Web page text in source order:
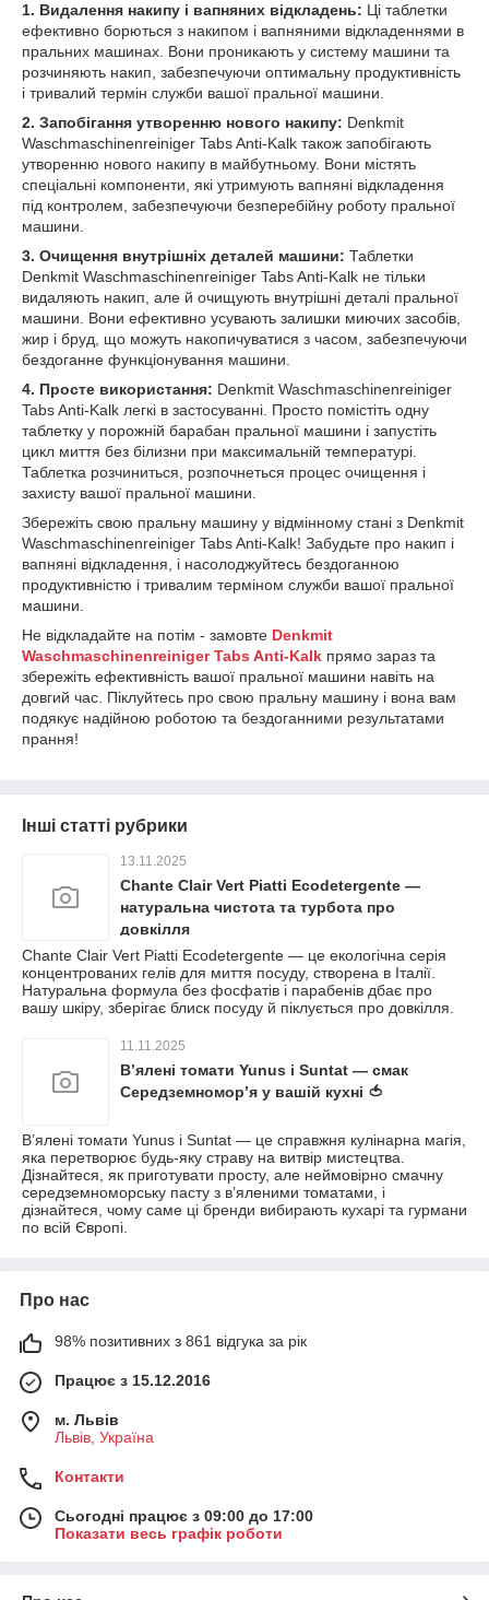
1. Видалення накипу і вапняних відкладень: Ці таблетки
ефективно борються з накипом і вапняними відкладеннями в
пральних машинах. Вони проникають у систему машини та
розчиняють накип, забезпечуючи оптимальну продуктивність
і тривалий термін служби вашої пральної машини.
2. Запобігання утворенню нового накипу: Denkmit
Waschmaschinenreiniger Tabs Anti-Kalk також запобігають
утворенню нового накипу в майбутньому. Вони містять
спеціальні компоненти, які утримують вапняні відкладення
під контролем, забезпечуючи безперебійну роботу пральної
машини.
3. Очищення внутрішніх деталей машини: Таблетки
Denkmit Waschmaschinenreiniger Tabs Anti-Kalk не тільки
видаляють накип, але й очищують внутрішні деталі пральної
машини. Вони ефективно усувають залишки миючих засобів,
жир і бруд, що можуть накопичуватися з часом, забезпечуючи
бездоганне функціонування машини.
4. Просте використання: Denkmit Waschmaschinenreiniger
Tabs Anti-Kalk легкі в застосуванні. Просто помістіть одну
таблетку у порожній барабан пральної машини і запустіть
цикл миття без білизни при максимальній температурі.
Таблетка розчиниться, розпочнеться процес очищення і
захисту вашої пральної машини.
Збережіть свою пральну машину у відмінному стані з Denkmit
Waschmaschinenreiniger Tabs Anti-Kalk! Забудьте про накип і
вапняні відкладення, і насолоджуйтесь бездоганною
продуктивністю і тривалим терміном служби вашої пральної
машини.
Не відкладайте на потім - замовте Denkmit
Waschmaschinenreiniger Tabs Anti-Kalk прямо зараз та
збережіть ефективність вашої пральної машини навіть на
довгий час. Піклуйтесь про свою пральну машину і вона вам
подякує надійною роботою та бездоганними результатами
прання!
Інші статті рубрики
13.11.2025
Chante Clair Vert Piatti Ecodetergente —
натуральна чистота та турбота про
довкілля
Chante Clair Vert Piatti Ecodetergente — це екологічна серія
концентрованих гелів для миття посуду, створена в Італії.
Натуральна формула без фосфатів і парабенів дбає про
вашу шкіру, зберігає блиск посуду й піклується про довкілля.
11.11.2025
В’ялені томати Yunus і Suntat — смак
Середземномор’я у вашій кухні 🍅
В’ялені томати Yunus і Suntat — це справжня кулінарна магія,
яка перетворює будь-яку страву на витвір мистецтва.
Дізнайтеся, як приготувати просту, але неймовірно смачну
середземноморську пасту з в’яленими томатами, і
дізнайтеся, чому саме ці бренди вибирають кухарі та гурмани
по всій Європі.
Про нас
98% позитивних з 861 відгука за рік
Працює з 15.12.2016
м. Львів
Львів, Україна
Контакти
Сьогодні працює з 09:00 до 17:00
Показати весь графік роботи